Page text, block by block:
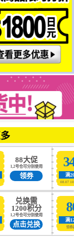
88大促
1,2号仓可分别使用
领券 满
08.07
兑换需
1200积分
1,2号仓可分别使用
点击兑换
满
领券